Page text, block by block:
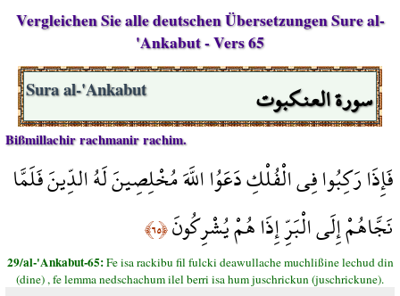
Vergleichen Sie alle deutschen Übersetzungen Sure al-
'Ankabut - Vers 65
سورة العنكبوت Sura al-'Ankabut
Bißmillachir rachmanir rachim.
فَإِذَا رَكِبُوا فِي الْفُلْكِ دَعَوُا اللَّهَ مُخْلِصِينَ لَهُ الدِّينَ فَلَمَّا
نَجَّاهُمْ إِلَى الْبَرِّ إِذَا هُمْ يُشْرِكُونَ﴿٦٥﴾
29/al-'Ankabut-65:Fe isa rackibu fil fulcki deawullache muchlißine lechud din
(dine) , fe lemma nedschachum ilel berri isa hum juschrickun (juschrickune).